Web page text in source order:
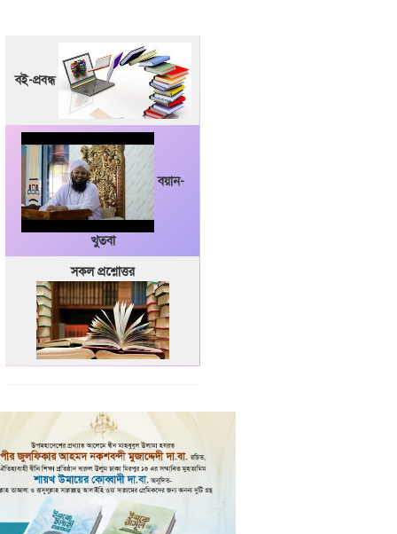
বই-প্রবন্ধ
বয়ান-
খুতবা
সকল প্রশ্নোত্তর